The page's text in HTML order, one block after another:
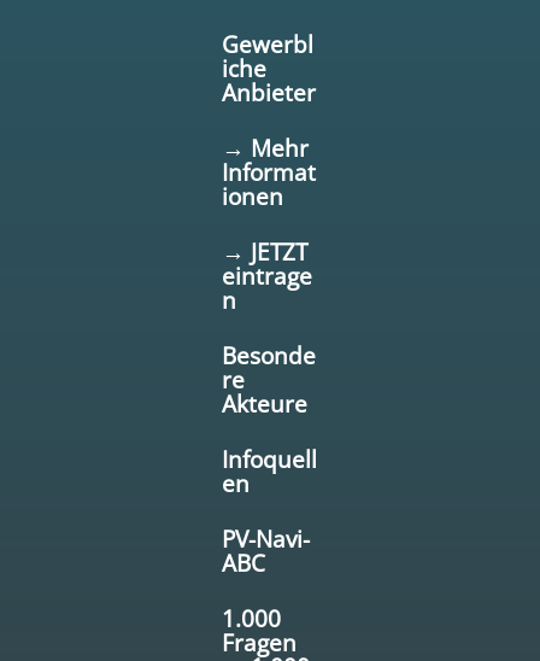
Gewerbl
iche
Anbieter
→ Mehr
Informat
ionen
→ JETZT
eintrage
n
Besonde
re
Akteure
Infoquell
en
PV-Navi-
ABC
1.000
Fragen